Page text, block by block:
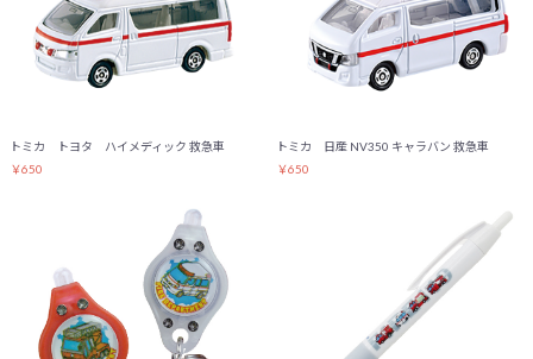
トミカ トヨタ ハイメディック 救急車
￥650
トミカ 日産 NV350 キャラバン 救急車
￥650